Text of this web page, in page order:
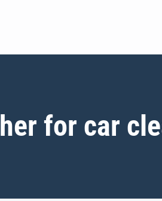
for car